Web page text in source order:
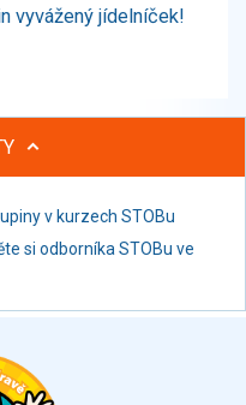
vyvážený jídelníček!
v kurzech STOBu
si odborníka STOBu ve